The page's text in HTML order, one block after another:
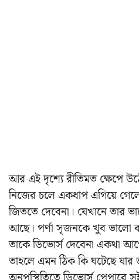
আর এই দৃশ্যে রীতিমত ক্ষেপে
নিজের চলে একধাপ এগিয়ে
জিততে দেবেনা। যেখানে তার
আছে। পর্ণা সৃজনকে খুব ভালো
তাকে ডিভোর্স দেবেনা একথা
তাহলে এমন ঠিক কি ঘটেছে